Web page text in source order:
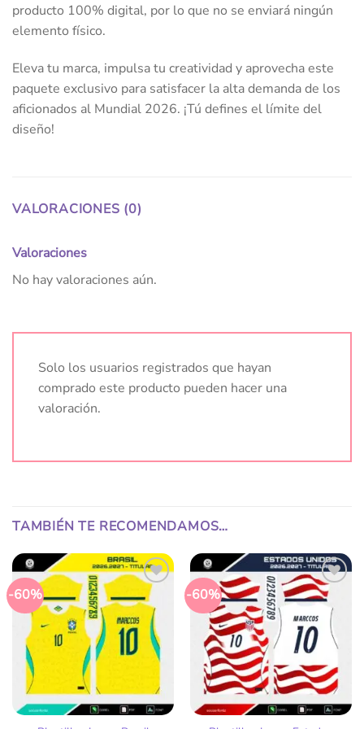
producto 100% digital, por lo que no se enviará ningún
elemento físico.
Eleva tu marca, impulsa tu creatividad y aprovecha este
paquete exclusivo para satisfacer la alta demanda de los
aficionados al Mundial 2026. ¡Tú defines el límite del
diseño!
VALORACIONES (0)
Valoraciones
No hay valoraciones aún.
Solo los usuarios registrados que hayan
comprado este producto pueden hacer una
valoración.
TAMBIÉN TE RECOMENDAMOS…
-60%
Añadir
a la
lista
de
deseos
-60%
Añadir
a la
lista
de
deseos